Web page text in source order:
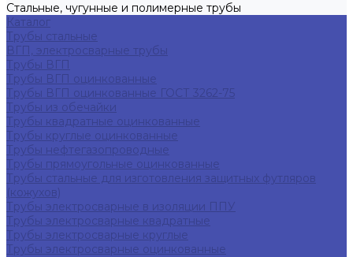
Стальные, чугунные и полимерные трубы
Каталог
Трубы стальные
ВГП, электросварные трубы
Трубы ВГП
Трубы ВГП оцинкованные
Трубы ВГП оцинкованные ГОСТ 3262-75
Трубы из обечайки
Трубы квадратные оцинкованные
Трубы круглые оцинкованные
Трубы нефтегазопроводные
Трубы прямоугольные оцинкованные
Трубы стальные для изготовления защитных футляров
(кожухов)
Трубы электросварные в изоляции ППУ
Трубы электросварные квадратные
Трубы электросварные круглые
Трубы электросварные оцинкованные